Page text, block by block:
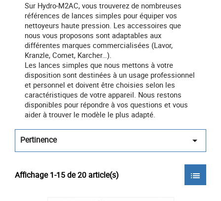
Sur Hydro-M2AC, vous trouverez de nombreuses
références de lances simples pour équiper vos
nettoyeurs haute pression. Les accessoires que
nous vous proposons sont adaptables aux
différentes marques commercialisées (Lavor,
Kranzle, Comet, Karcher…).
Les lances simples que nous mettons à votre
disposition sont destinées à un usage professionnel
et personnel et doivent être choisies selon les
caractéristiques de votre appareil. Nous restons
disponibles pour répondre à vos questions et vous
aider à trouver le modèle le plus adapté.
Pertinence 
Affichage 1-15 de 20 article(s) list